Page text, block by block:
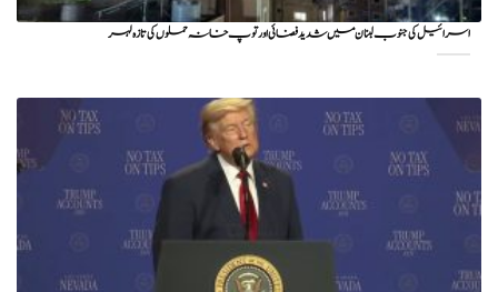
اسرائیل کی جنوب لبنان میں شدید فضائی اور توپ خانہ حملوں کی تازہ لہر